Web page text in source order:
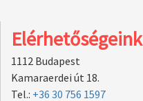
Elérhetőségeink
1112 Budapest
Kamaraerdei út 18.
Tel.: +36 30 756 1597